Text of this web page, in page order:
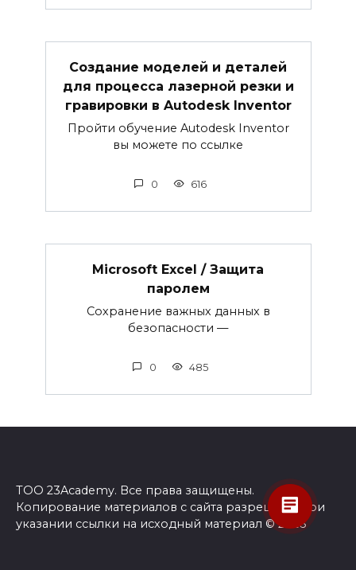
Создание моделей и деталей
для процесса лазерной резки и
гравировки в Autodesk Inventor
Пройти обучение Autodesk Inventor
вы можете по ссылке
0 616
Microsoft Excel / Защита
паролем
Сохранение важных данных в
безопасности —
0 485
ТОО 23Academy. Все права защищены.
Копирование материалов с сайта разрешено при
указании ссылки на исходный материал © 2026